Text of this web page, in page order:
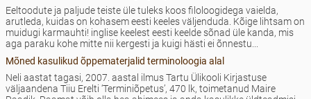
Eeltoodute ja paljude teiste üle tuleks koos filoloogidega vaielda,
arutleda, kuidas on kohasem eesti keeles väljenduda. Kõige lihtsam on
muidugi karmauhti! inglise keelest eesti keelde sõnad üle kanda, mis
aga paraku kohe mitte nii kergesti ja kuigi hästi ei õnnestu...
Mõned kasulikud õppematerjalid terminoloogia alal
Neli aastat tagasi, 2007. aastal ilmus Tartu Ülikooli Kirjastuse
väljaandena Tiiu Erelti ‘Terminiõpetus’, 470 lk, toimetanud Maire